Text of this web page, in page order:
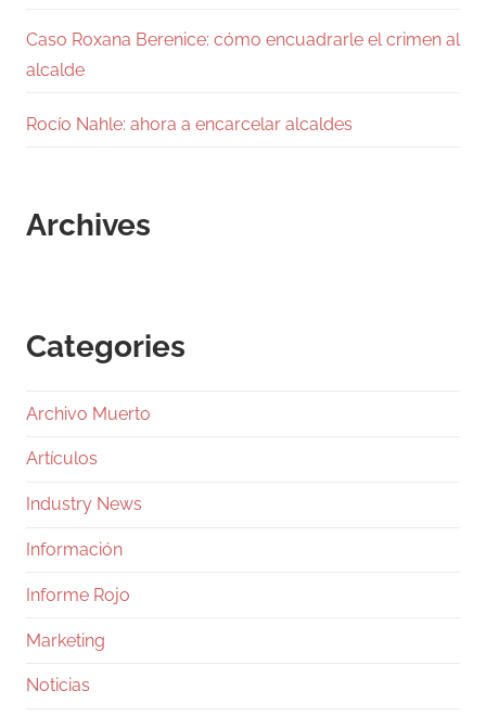
Caso Roxana Berenice: cómo encuadrarle el crimen al
alcalde
Rocío Nahle: ahora a encarcelar alcaldes
Archives
Categories
Archivo Muerto
Artículos
Industry News
Información
Informe Rojo
Marketing
Noticias